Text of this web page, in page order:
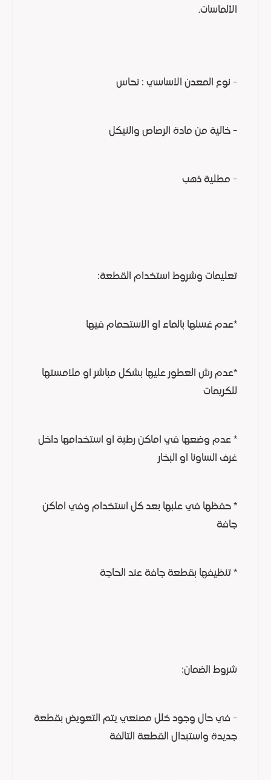
الألماسات.
- نوع المعدن الاساسي : نحاس
- خالية من مادة الرصاص والنيكل
- مطلية ذهب
تعليمات وشروط استخدام القطعة:
*عدم غسلها بالماء او الاستحمام فيها
*عدم رش العطور عليها بشكل مباشر او ملامستها
للكريمات
* عدم وضعها في اماكن رطبة او استخدامها داخل
غرف الساونا او البخار
* حفظها في علبها بعد كل استخدام وفي اماكن
جافة
* تنظيفها بقطعة جافة عند الحاجة
شروط الضمان:
- في حال وجود خلل مصنعي يتم التعويض بقطعة
جديدة واستبدال القطعة التالفة